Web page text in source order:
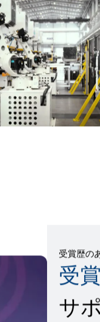
受賞歴の
受
サ